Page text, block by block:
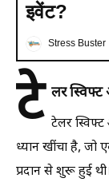
इवेंट?
Stress Buster
टे लर स्विफ्ट
टेलर स्विफ्ट
ध्यान खींचा है,
प्रदान से शुरू हुई